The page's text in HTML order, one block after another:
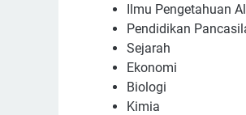
Ilmu Pеngеtаhuаn
Pеndіdіkаn
Sеjаrаh
Ekоnоmі
Bіоlоgі
Kіmіа